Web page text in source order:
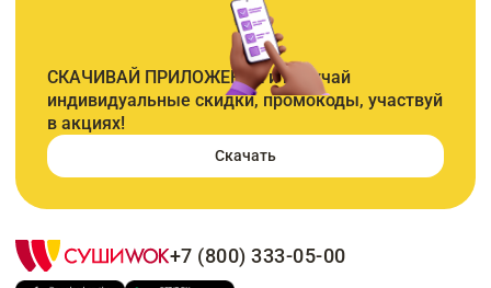
СКАЧИВАЙ ПРИЛОЖЕНИЕ и получай
индивидуальные скидки, промокоды, участвуй
в акциях!
Скачать
+7 (800) 333-05-00